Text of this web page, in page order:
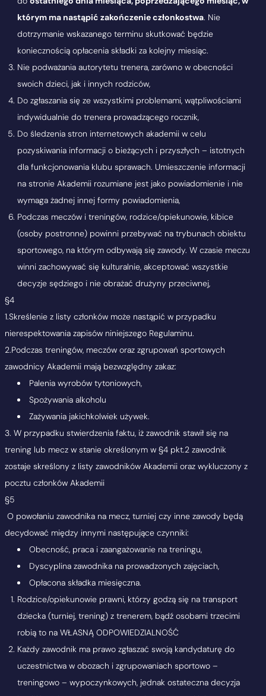
którym ma nastąpić zakończenie członkostwa. Nie
dotrzymanie wskazanego terminu skutkować będzie
koniecznością opłacenia składki za kolejny miesiąc.
Nie podważania autorytetu trenera, zarówno w obecności
swoich dzieci, jak i innych rodziców,
Do zgłaszania się ze wszystkimi problemami, wątpliwościami
indywidualnie do trenera prowadzącego rocznik,
Do śledzenia stron internetowych akademii w celu
pozyskiwania informacji o bieżących i przyszłych – istotnych
dla funkcjonowania klubu sprawach. Umieszczenie informacji
na stronie Akademii rozumiane jest jako powiadomienie i nie
wymaga żadnej innej formy powiadomienia,
Podczas meczów i treningów, rodzice/opiekunowie, kibice
(osoby postronne) powinni przebywać na trybunach obiektu
sportowego, na którym odbywają się zawody. W czasie meczu
winni zachowywać się kulturalnie, akceptować wszystkie
decyzje sędziego i nie obrażać drużyny przeciwnej,
§4
1.Skreślenie z listy członków może nastąpić w przypadku
nierespektowania zapisów niniejszego Regulaminu.
2.Podczas treningów, meczów oraz zgrupowań sportowych
zawodnicy Akademii mają bezwzględny zakaz:
Palenia wyrobów tytoniowych,
Spożywania alkoholu
Zażywania jakichkolwiek używek.
3. W przypadku stwierdzenia faktu, iż zawodnik stawił się na
trening lub mecz w stanie określonym w §4 pkt.2 zawodnik
zostaje skreślony z listy zawodników Akademii oraz wykluczony z
pocztu członków Akademii
§5
O powołaniu zawodnika na mecz, turniej czy inne zawody będą
decydować między innymi następujące czynniki:
Obecność, praca i zaangażowanie na treningu,
Dyscyplina zawodnika na prowadzonych zajęciach,
Opłacona składka miesięczna.
Rodzice/opiekunowie prawni, którzy godzą się na transport
dziecka (turniej, trening) z trenerem, bądź osobami trzecimi
robią to na WŁASNĄ ODPOWIEDZIALNOŚĆ
Każdy zawodnik ma prawo zgłaszać swoją kandydaturę do
uczestnictwa w obozach i zgrupowaniach sportowo –
treningowo – wypoczynkowych, jednak ostateczna decyzja